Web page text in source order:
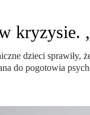
kryzysie.
dzieci sprawiły,
do pogotowia